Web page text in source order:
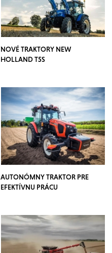
NOVÉ TRAKTORY NEW
HOLLAND T5S
AUTONÓMNY TRAKTOR PRE
EFEKTÍVNU PRÁCU